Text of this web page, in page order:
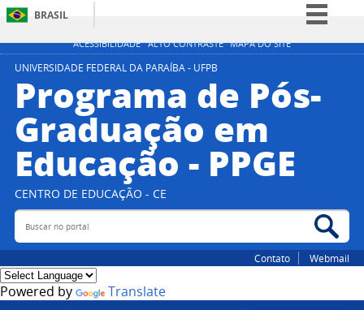
ACESSIBILIDADE ALTO CONTRASTE MAPA DO SITE
BRASIL
Simplifique!
Participe
Legislação
Canais
UNIVERSIDADE FEDERAL DA PARAÍBA - UFPB
Programa de Pós-
Graduação em
Educação - PPGE
CENTRO DE EDUCAÇÃO - CE
Buscar no portal
Contato Webmail
Powered by Translate